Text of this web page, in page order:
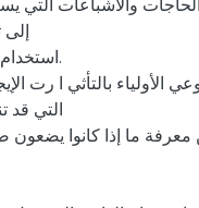
إلى
التي قد
ما إذا كانوا يضعون